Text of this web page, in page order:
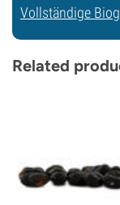
Vollständige
Related